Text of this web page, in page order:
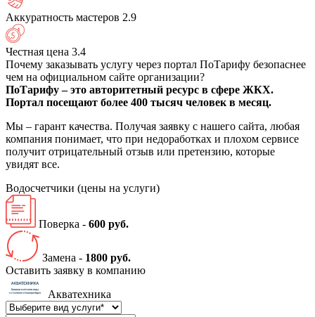
Аккуратность мастеров 2.9
Честная цена 3.4
Почему заказывать услугу через портал ПоТарифу безопаснее
чем на официальном сайте организации?
ПоТарифу – это авторитетный ресурс в сфере ЖКХ.
Портал посещают более 400 тысяч человек в месяц.
Мы – гарант качества. Получая заявку с нашего сайта, любая
компания понимает, что при недоработках и плохом сервисе
получит отрицательный отзыв или претензию, которые
увидят все.
Водосчетчики (цены на услуги)
Поверка - 600 руб.
Замена - 1800 руб.
Оставить заявку в компанию
Акватехника